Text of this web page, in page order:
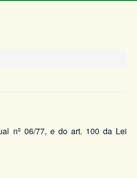
nº 06/77, e do art. 100 da Lei